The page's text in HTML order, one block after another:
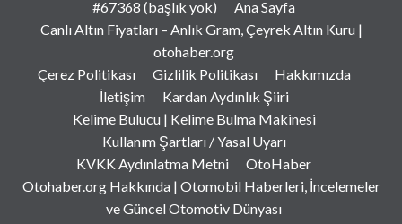
#67368 (başlık yok)
Ana Sayfa
Canlı Altın Fiyatları – Anlık Gram, Çeyrek Altın Kuru |
otohaber.org
Çerez Politikası
Gizlilik Politikası
Hakkımızda
İletişim
Kardan Aydınlık Şiiri
Kelime Bulucu | Kelime Bulma Makinesi
Kullanım Şartları / Yasal Uyarı
KVKK Aydınlatma Metni
OtoHaber
Otohaber.org Hakkında | Otomobil Haberleri, İncelemeler
ve Güncel Otomotiv Dünyası